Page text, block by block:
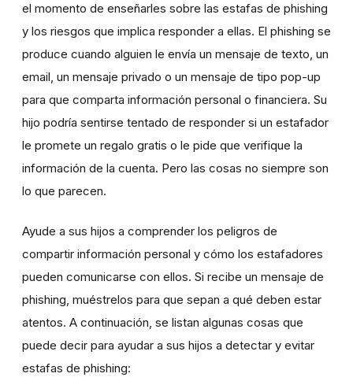
el momento de enseñarles sobre las estafas de phishing
y los riesgos que implica responder a ellas. El phishing se
produce cuando alguien le envía un mensaje de texto, un
email, un mensaje privado o un mensaje de tipo pop-up
para que comparta información personal o financiera. Su
hijo podría sentirse tentado de responder si un estafador
le promete un regalo gratis o le pide que verifique la
información de la cuenta. Pero las cosas no siempre son
lo que parecen.
Ayude a sus hijos a comprender los peligros de
compartir información personal y cómo los estafadores
pueden comunicarse con ellos. Si recibe un mensaje de
phishing, muéstrelos para que sepan a qué deben estar
atentos. A continuación, se listan algunas cosas que
puede decir para ayudar a sus hijos a detectar y evitar
estafas de phishing: